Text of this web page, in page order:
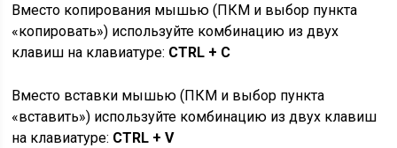
Вместо копирования мышью (ПКМ и выбор пункта
«копировать») используйте комбинацию из двух
клавиш на клавиатуре: CTRL + C
Вместо вставки мышью (ПКМ и выбор пункта
«вставить») используйте комбинацию из двух клавиш
на клавиатуре: CTRL + V